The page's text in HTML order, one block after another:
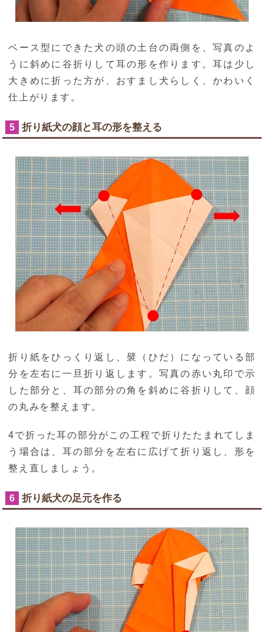
ベース型にできた犬の頭の土台の両側を、写真のよ
うに斜めに谷折りして耳の形を作ります。耳は少し
大きめに折った方が、おすまし犬らしく、かわいく
仕上がります。
5 折り紙犬の顔と耳の形を整える
折り紙をひっくり返し、襞（ひだ）になっている部
分を左右に一旦折り返します。写真の赤い丸印で示
した部分と、耳の部分の角を斜めに谷折りして、顔
の丸みを整えます。
4で折った耳の部分がこの工程で折りたたまれてしま
う場合は、耳の部分を左右に広げて折り返し、形を
整え直しましょう。
6 折り紙犬の足元を作る